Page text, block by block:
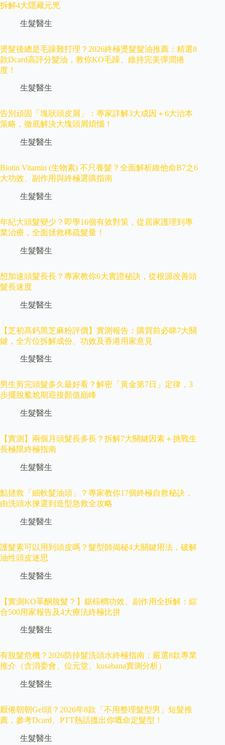
拆解4大隱藏元兇
生髮醫生
燙髮後總是毛躁難打理？2026終極燙髮髮油推薦：精選8
款Dcard高評分髮油，教你KO毛躁、維持完美彈潤捲
度！
生髮醫生
告別頑固「塊狀頭皮屑」：專家詳解3大成因＋6大治本
策略，徹底解決大塊頭屑煩惱！
生髮醫生
Biotin Vitamin (生物素) 不只養髮？全面解析維他命B7之6
大功效、副作用與終極選購指南
生髮醫生
年紀大頭髮變少？即學16個有效對策，從居家護理到專
業治療，全面拯救稀疏髮量！
生髮醫生
想加速頭髮長長？專家教你6大實證秘訣，從根源改善頭
髮長速度
生髮醫生
【芝初高鈣黑芝麻粉評價】實測報告：購買前必睇7大關
鍵，全方位拆解成份、功效及香港用家意見
生髮醫生
男生剪完頭髮多久最好看？解密「黃金第7日」定律，3
步擺脫尷尬期迎接顏值巔峰
生髮醫生
【實測】兩個月頭髮長多長？拆解7大關鍵因素＋挑戰生
長極限終極指南
生髮醫生
點拯救「細軟髮油頭」？專家教你17個終極自救秘訣，
由洗頭水揀選到造型急救全攻略
生髮醫生
護髮素可以用到頭皮嗎？髮型師揭秘4大關鍵用法，破解
油性頭皮迷思
生髮醫生
【實測KO睪酮脫髮？】鋸棕櫚功效、副作用全拆解：綜
合500用家報告及4大療法終極比拼
生髮醫生
有脫髮危機？2026防掉髮洗頭水終極指南：嚴選8款專業
推介（含消委會、位元堂、kusabana實測分析）
生髮醫生
厭倦朝朝Gel頭？2026年8款「不用整理髮型男」短髮推
薦，參考Dcard、PTT熱話搵出你嘅命定髮型！
生髮醫生